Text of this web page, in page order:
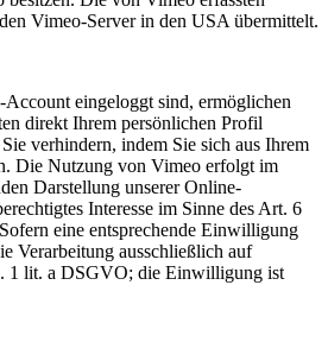
Vimeo-Server in den USA übermittelt.
eingeloggt sind, ermöglichen
direkt Ihrem persönlichen Profil
verhindern, indem Sie sich aus Ihrem
Die Nutzung von Vimeo erfolgt im
Darstellung unserer Online-
Interesse im Sinne des Art. 6
eine entsprechende Einwilligung
Verarbeitung ausschließlich auf
1 lit. a DSGVO; die Einwilligung ist